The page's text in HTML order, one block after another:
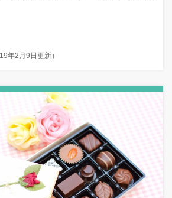
年2月9日更新）